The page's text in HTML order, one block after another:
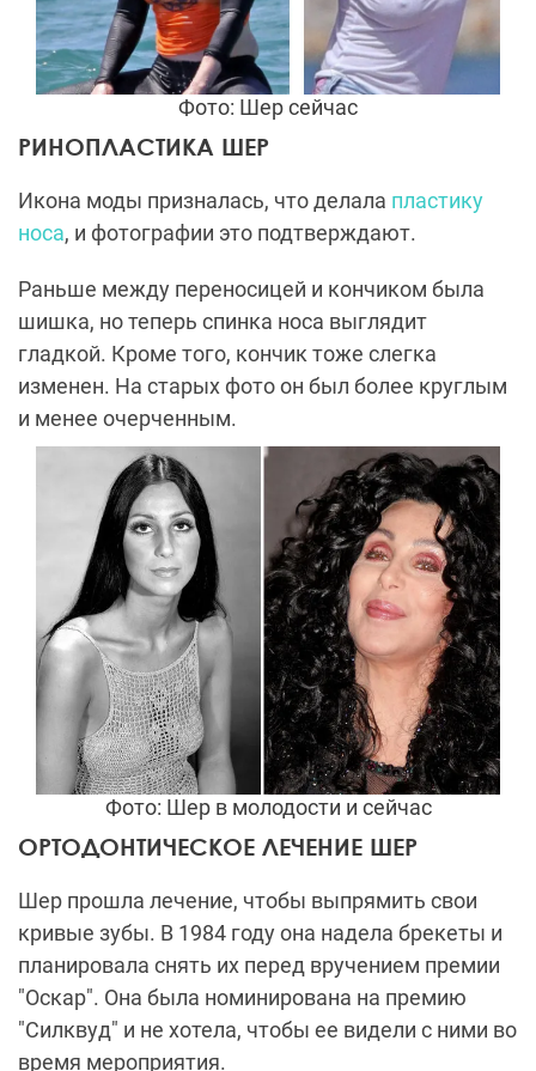
Фото: Шер сейчас
РИНОПЛАСТИКА ШЕР
Икона моды призналась, что делала пластику
носа, и фотографии это подтверждают.
Раньше между переносицей и кончиком была
шишка, но теперь спинка носа выглядит
гладкой. Кроме того, кончик тоже слегка
изменен. На старых фото он был более круглым
и менее очерченным.
Фото: Шер в молодости и сейчас
ОРТОДОНТИЧЕСКОЕ ЛЕЧЕНИЕ ШЕР
Шер прошла лечение, чтобы выпрямить свои
кривые зубы. В 1984 году она надела брекеты и
планировала снять их перед вручением премии
"Оскар". Она была номинирована на премию
"Силквуд" и не хотела, чтобы ее видели с ними во
время мероприятия.